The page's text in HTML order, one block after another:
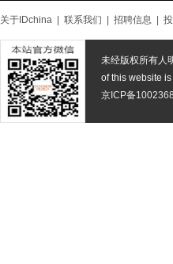
关于IDchina 联系我们 招聘信息
未经版权所有人
of this website
京ICP备